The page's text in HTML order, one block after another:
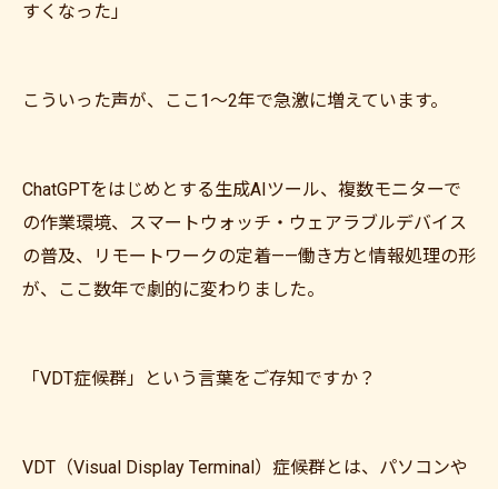
すくなった」
こういった声が、ここ1〜2年で急激に増えています。
ChatGPTをはじめとする生成AIツール、複数モニターで
の作業環境、スマートウォッチ・ウェアラブルデバイス
の普及、リモートワークの定着——働き方と情報処理の形
が、ここ数年で劇的に変わりました。
「VDT症候群」という言葉をご存知ですか？
VDT（Visual Display Terminal）症候群とは、パソコンや